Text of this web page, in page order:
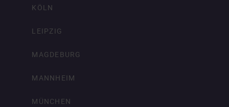
KÖLN
LEIPZIG
MAGDEBURG
MANNHEIM
MÜNCHEN